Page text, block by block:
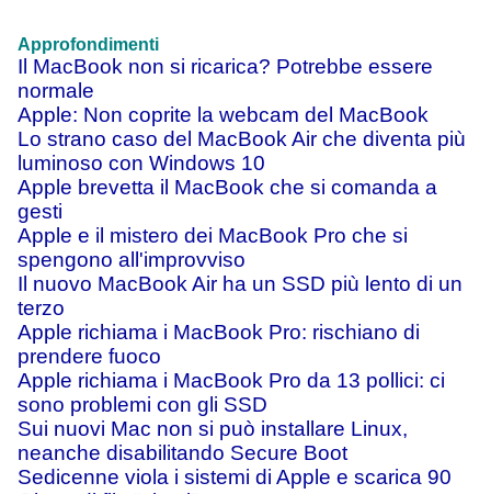
Approfondimenti
Il MacBook non si ricarica? Potrebbe essere
normale
Apple: Non coprite la webcam del MacBook
Lo strano caso del MacBook Air che diventa più
luminoso con Windows 10
Apple brevetta il MacBook che si comanda a
gesti
Apple e il mistero dei MacBook Pro che si
spengono all'improvviso
Il nuovo MacBook Air ha un SSD più lento di un
terzo
Apple richiama i MacBook Pro: rischiano di
prendere fuoco
Apple richiama i MacBook Pro da 13 pollici: ci
sono problemi con gli SSD
Sui nuovi Mac non si può installare Linux,
neanche disabilitando Secure Boot
Sedicenne viola i sistemi di Apple e scarica 90